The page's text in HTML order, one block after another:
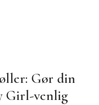
Gør din
Girl-venlig